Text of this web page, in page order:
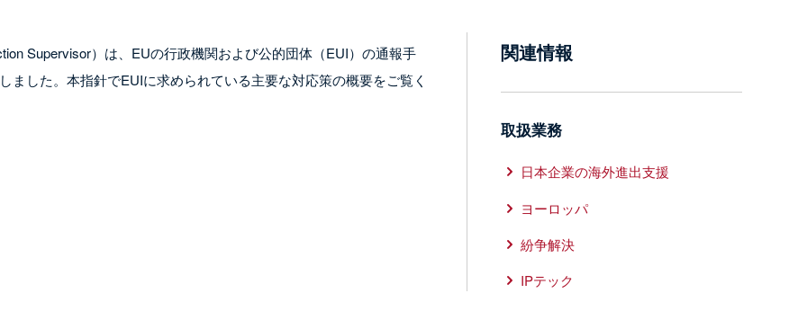
Supervisor）は、EUの行政機関および公的団体（EUI）の通報手
した。本指針でEUIに求められている主要な対応策の概要をご覧く
関連情報
取扱業務
日本企業の海外進出支援
ヨーロッパ
紛争解決
IPテック